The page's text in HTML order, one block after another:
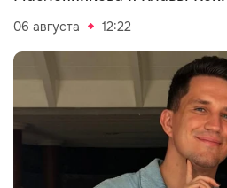
06 августа 12:22